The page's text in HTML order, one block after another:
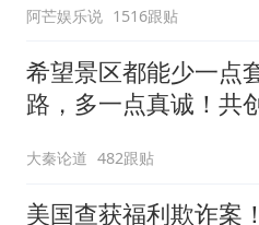
阿芒娱乐说 1516跟贴
希望景区都能少一点
路，多一点真诚！共
大秦论道 482跟贴
美国查获福利欺诈案